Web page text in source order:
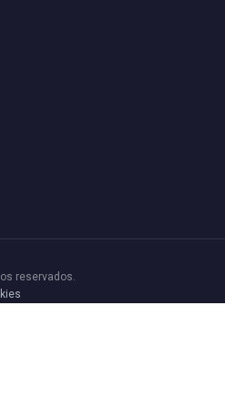
reservados.